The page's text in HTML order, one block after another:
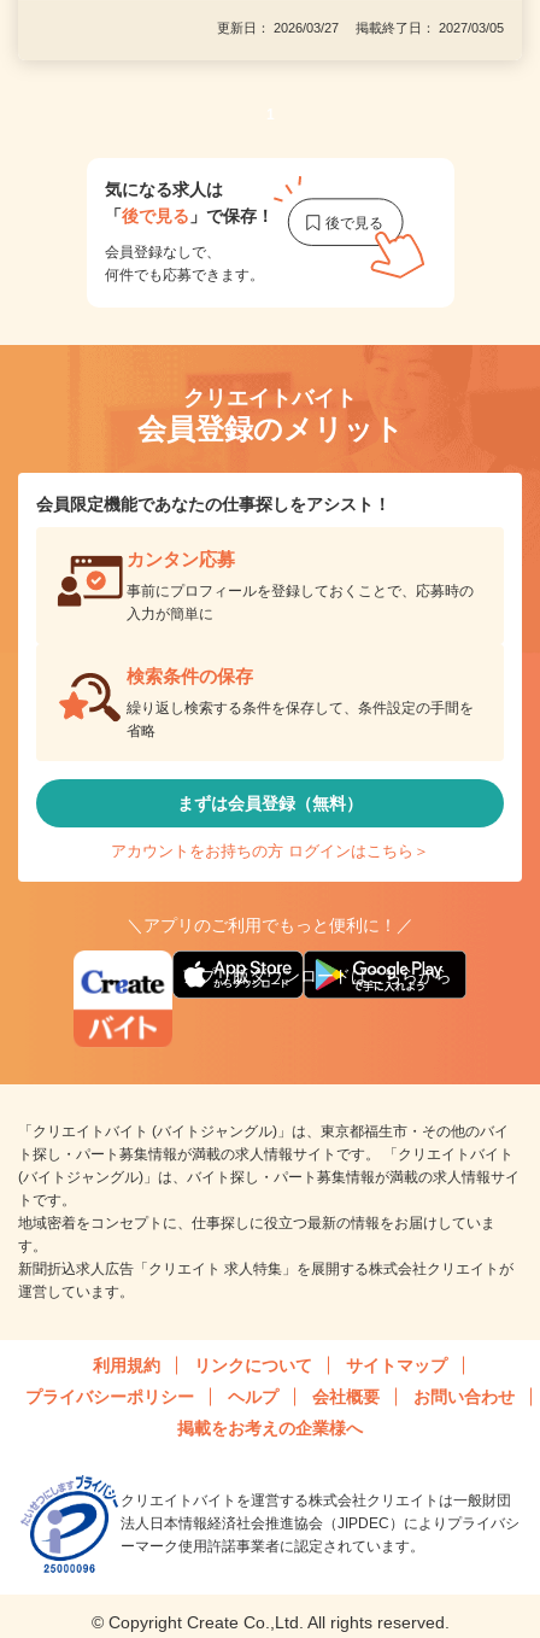
更新日： 2026/03/27 掲載終了日： 2027/03/05
1
気になる求人は
「後で見る 」で保存！
会員登録なしで、
何件でも応募できます。
クリエイトバイト
会員登録のメリット
会員限定機能であなたの仕事探しをアシスト！
カンタン応募
事前にプロフィールを登録しておくことで、応募時の
入力が簡単に
検索条件の保存
繰り返し検索する条件を保存して、条件設定の手間を
省略
まずは会員登録（無料）
アカウントをお持ちの方 ログインはこちら＞
＼アプリのご利用でもっと便利に！／
アプリ版ダウンロードはこちらから
「クリエイトバイト (バイトジャングル)」は、東京都福生市・その他のバイ
ト探し・パート募集情報が満載の求人情報サイトです。 「クリエイトバイト
(バイトジャングル)」は、バイト探し・パート募集情報が満載の求人情報サイ
トです。
地域密着をコンセプトに、仕事探しに役立つ最新の情報をお届けしていま
す。
新聞折込求人広告「クリエイト 求人特集」を展開する株式会社クリエイトが
運営しています。
利用規約 リンクについて
サイトマップ
プライバシーポリシー
ヘルプ 会社概要
お問い合わせ
掲載をお考えの企業様へ
クリエイトバイトを運営する株式会社クリエイトは一般財団
法人日本情報経済社会推進協会（JIPDEC）によりプライバシ
ーマーク使用許諾事業者に認定されています。
© Copyright Create Co.,Ltd. All rights reserved.